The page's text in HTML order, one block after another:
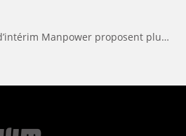
proposent plus de 2 000 emplois à pourvoir